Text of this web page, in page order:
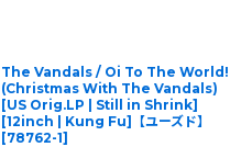
The Vandals / Oi To The World!
(Christmas With The Vandals)
[US Orig.LP | Still in Shrink]
[12inch | Kung Fu]【ユーズド】
[78762-1]